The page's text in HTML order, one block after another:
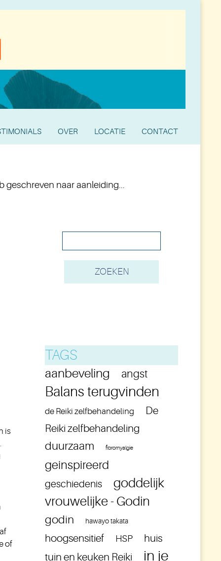
OVER LOCATIE CONTACT
geschreven naar aanleiding...
is
of
TAGS
aanbeveling angst
Balans terugvinden
de Reiki zelfbehandeling
De
Reiki zelfbehandeling
duurzaam fibromyalgie
geinspireerd
geschiedenis
goddelijk
vrouwelijke - Godin
godin hawayo takata
hoogsensitief HSP
huis
tuin en keuken Reiki
in je